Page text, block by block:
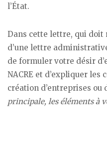
l’État.
Dans cette lettre, qui doit
d’une lettre
de formuler votre désir
NACRE et d’expliquer
création d’entreprises ou
principale, les éléments à